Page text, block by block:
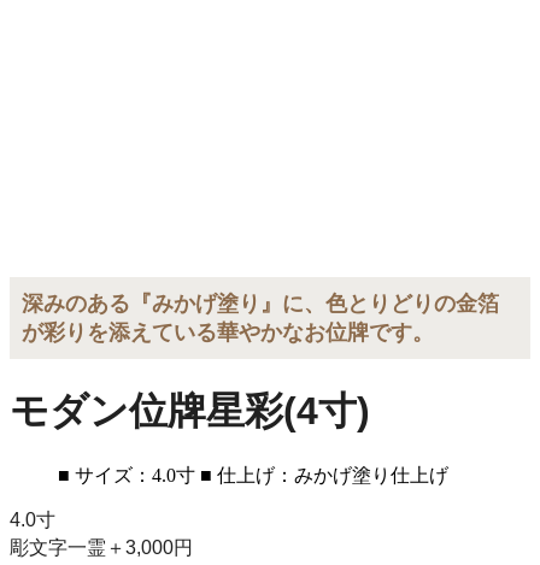
深みのある『みかげ塗り』に、色とりどりの金箔
が彩りを添えている華やかなお位牌です。
モダン位牌星彩(4寸)
■ サイズ：4.0寸 ■ 仕上げ：みかげ塗り仕上げ
4.0寸
彫文字一霊＋3,000円